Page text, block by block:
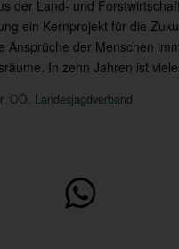
der Land- und
ein Kernprojekt für die
Ansprüche der Menschen
In zehn Jahren ist
, OÖ. Landesjagdverband